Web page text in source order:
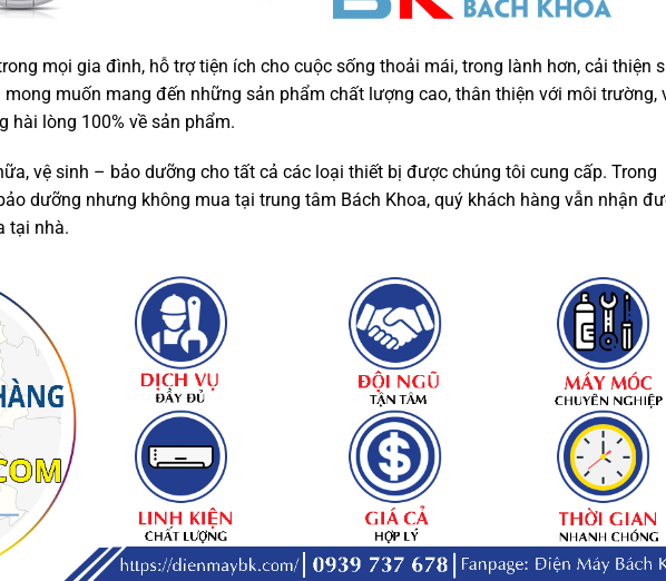
mọi gia đình, hỗ trợ tiện ích cho cuộc sống thoải mái, trong lành hơn, cải thiện
muốn mang đến những sản phẩm chất lượng cao, thân thiện với môi trường,
hài lòng 100% về sản phẩm.
vệ sinh – bảo dưỡng cho tất cả các loại thiết bị được chúng tôi cung cấp. Trong
dưỡng nhưng không mua tại trung tâm Bách Khoa, quý khách hàng vẫn nhận
tại nhà.